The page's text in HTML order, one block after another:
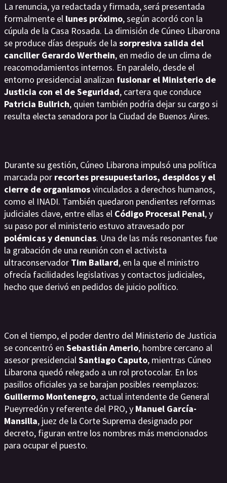
La renuncia, ya redactada y firmada, será presentada
formalmente el lunes próximo, según acordó con la
cúpula de la Casa Rosada. La dimisión de Cúneo Libarona
se produce días después de la sorpresiva salida del
canciller Gerardo Werthein, en medio de un clima de
reacomodamientos internos. En paralelo, desde el
entorno presidencial analizan fusionar el Ministerio de
Justicia con el de Seguridad, cartera que conduce
Patricia Bullrich, quien también podría dejar su cargo si
resulta electa senadora por la Ciudad de Buenos Aires.
Durante su gestión, Cúneo Libarona impulsó una política
marcada por recortes presupuestarios, despidos y el
cierre de organismosvinculados a derechos humanos,
como el INADI. También quedaron pendientes reformas
judiciales clave, entre ellas el Código Procesal Penal, y
su paso por el ministerio estuvo atravesado por
polémicas y denuncias. Una de las más resonantes fue
la grabación de una reunión con el activista
ultraconservador Tim Ballard, en la que el ministro
ofrecía facilidades legislativas y contactos judiciales,
hecho que derivó en pedidos de juicio político.
Con el tiempo, el poder dentro del Ministerio de Justicia
se concentró en Sebastián Amerio, hombre cercano al
asesor presidencialSantiago Caputo, mientras Cúneo
Libarona quedó relegado a un rol protocolar. En los
pasillos oficiales ya se barajan posibles reemplazos:
Guillermo Montenegro, actual intendente de General
Pueyrredón y referente del PRO, y Manuel García-
Mansilla, juez de la Corte Suprema designado por
decreto, figuran entre los nombres más mencionados
para ocupar el puesto.